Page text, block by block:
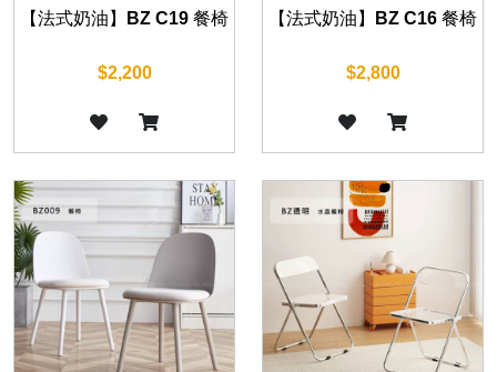
【法式奶油】BZ C19 餐椅
$2,200
【法式奶油】BZ C16 餐椅
$2,800